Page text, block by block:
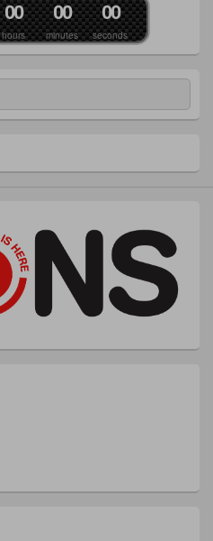
hours
00
minutes
00
seconds
00